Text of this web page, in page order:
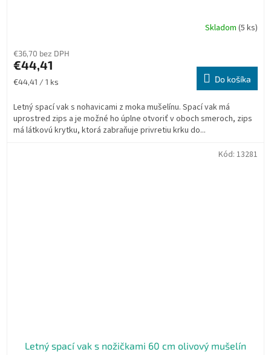
Skladom (5 ks)
€36,70 bez DPH
€44,41
Jednotková
€44,41 / 1 ks Do košíka
Letný spací vak s nohavicami z moka mušelínu. Spací vak má
uprostred zips a je možné ho úplne otvoriť v oboch smeroch, zips
má látkovú krytku, ktorá zabraňuje privretiu krku do...
Letný spací vak s nožičkami 60 cm olivový mušelín
Kód: 13281